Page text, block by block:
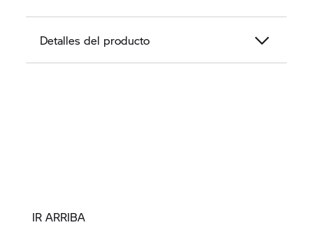
Detalles del producto
IR ARRIBA